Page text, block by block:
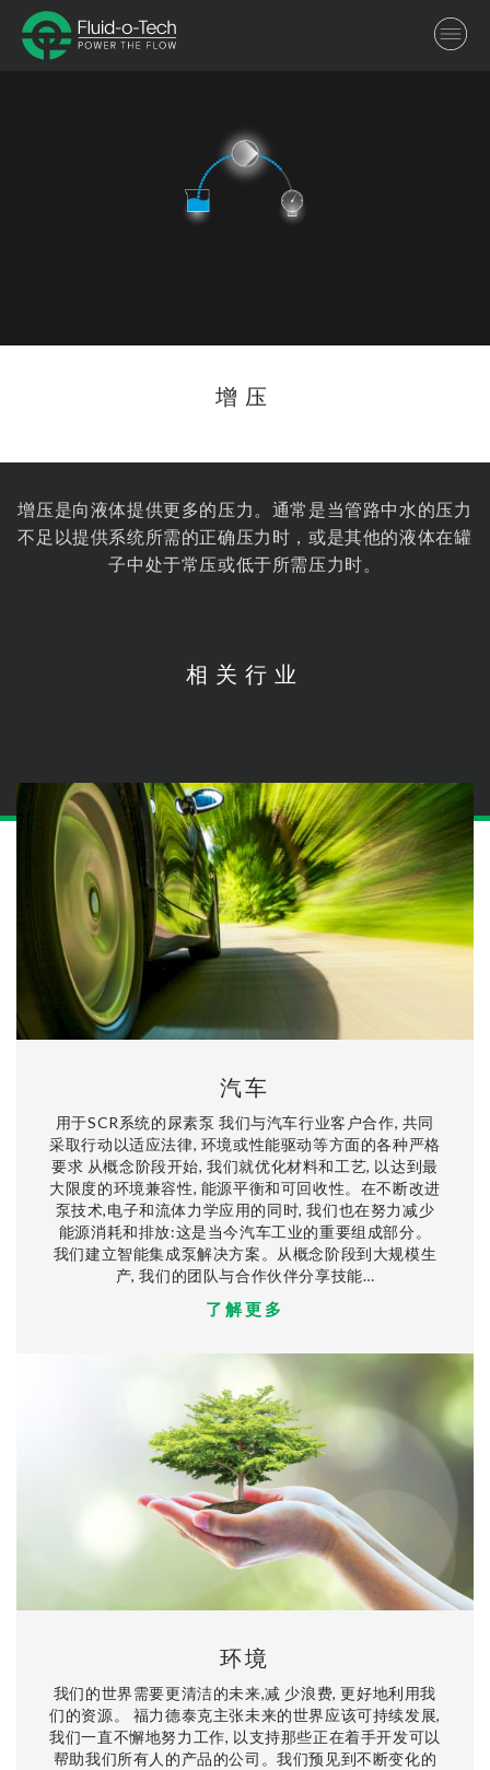
增压
增压是向液体提供更多的压力。通常是当管路中水的压力
不足以提供系统所需的正确压力时，或是其他的液体在罐
子中处于常压或低于所需压力时。
相关行业
汽车
用于SCR系统的尿素泵 我们与汽车行业客户合作, 共同
采取行动以适应法律, 环境或性能驱动等方面的各种严格
要求 从概念阶段开始, 我们就优化材料和工艺, 以达到最
大限度的环境兼容性, 能源平衡和可回收性。在不断改进
泵技术,电子和流体力学应用的同时, 我们也在努力减少
能源消耗和排放:这是当今汽车工业的重要组成部分。
我们建立智能集成泵解决方案。从概念阶段到大规模生
产, 我们的团队与合作伙伴分享技能…
了解更多
环境
我们的世界需要更清洁的未来,减 少浪费, 更好地利用我
们的资源。 福力德泰克主张未来的世界应该可持续发展,
我们一直不懈地努力工作, 以支持那些正在着手开发可以
帮助我们所有人的产品的公司。我们预见到不断变化的